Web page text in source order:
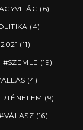
(6)
(4)
(11)
SZEMLE (19)
(4)
(9)
VÁLASZ (16)